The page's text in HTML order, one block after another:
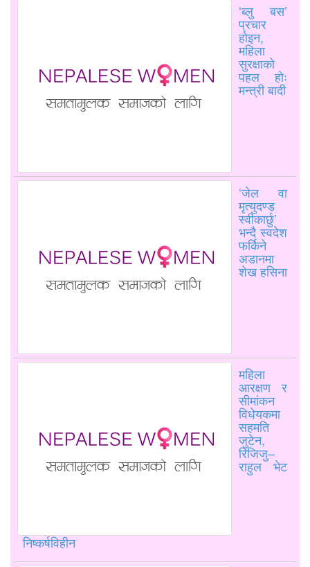
‘ब्लु बस’
प्रचार
होइन,
महिला
सुरक्षाको
पहल होः
मन्त्री बादी
‘जेल वा
मृत्युदण्ड
स्वीकार्छु’
भन्दै स्वदेश
फर्किने
अडानमा
शेख हसिना
महिला
आरक्षण र
सीमांकन
विधेयकमा
सहमति
जुटेन,
रिजिजु–
राहुल भेट
निष्कर्षविहीन